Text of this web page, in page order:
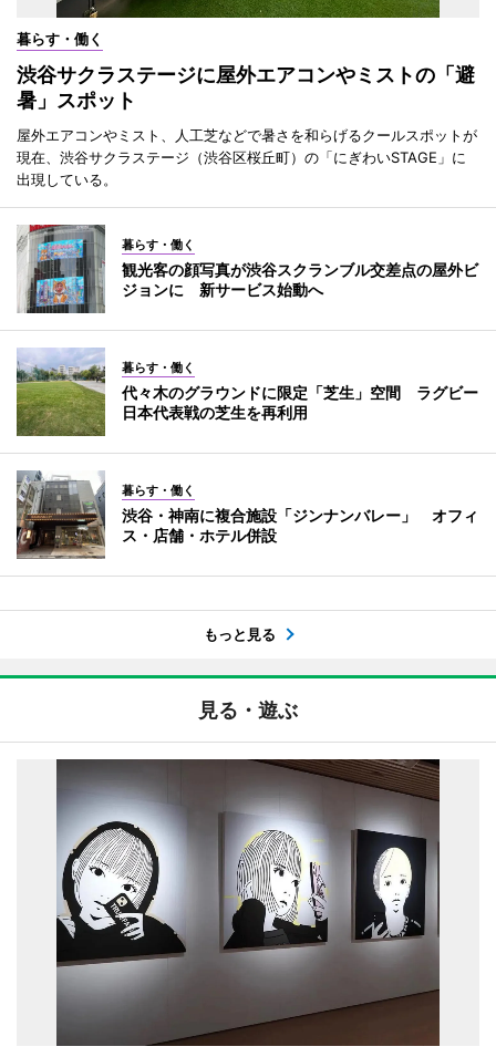
暮らす・働く
渋谷サクラステージに屋外エアコンやミストの「避
暑」スポット
屋外エアコンやミスト、人工芝などで暑さを和らげるクールスポットが
現在、渋谷サクラステージ（渋谷区桜丘町）の「にぎわいSTAGE」に
出現している。
暮らす・働く
観光客の顔写真が渋谷スクランブル交差点の屋外ビ
ジョンに 新サービス始動へ
暮らす・働く
代々木のグラウンドに限定「芝生」空間 ラグビー
日本代表戦の芝生を再利用
暮らす・働く
渋谷・神南に複合施設「ジンナンバレー」 オフィ
ス・店舗・ホテル併設
もっと見る
見る・遊ぶ